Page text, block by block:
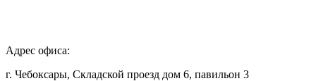
Адрес офиса:
г. Чебоксары, Складской проезд дом 6, павильон 3